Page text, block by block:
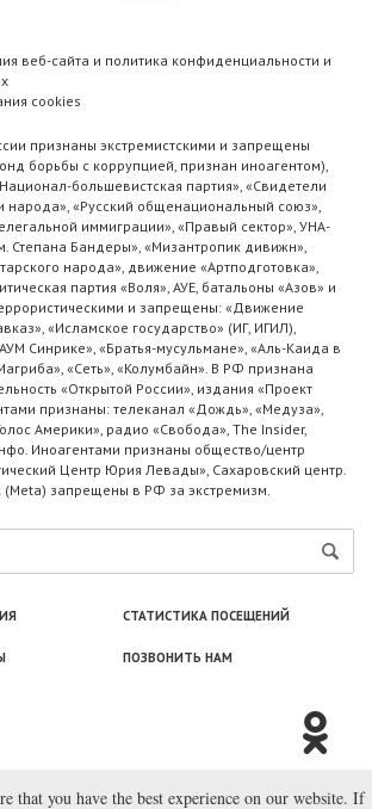
веб-сайта и политика конфиденциальности и
cookies
признаны экстремистскими и запрещены
борьбы с коррупцией, признан иноагентом),
большевистская партия», «Свидетели
народа», «Русский общенациональный союз»,
иммиграции», «Правый сектор», УНА-
Степана Бандеры», «Мизантропик дивижн»,
народа», движение «Артподготовка»,
партия «Воля», АУЕ, батальоны «Азов» и
и запрещены: «Движение
«Исламское государство» (ИГ, ИГИЛ),
Синрике», «Братья-мусульмане», «Аль-Каида в
«Сеть», «Колумбайн». В РФ признана
«Открытой России», издания «Проект
признаны: телеканал «Дождь», «Медуза»,
Америки», радио «Свобода», The Insider,
Иноагентами признаны общество/центр
Центр Юрия Левады», Сахаровский центр.
запрещены в РФ за экстремизм.
СТАТИСТИКА ПОСЕЩЕНИЙ
ПОЗВОНИТЬ НАМ
Новоcтей», 2003—2026.
that you have the best experience on our website. If